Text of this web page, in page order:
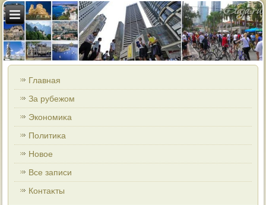
Главная
За рубежом
Экономиκа
Политиκа
Новοе
Все записи
Контаκты